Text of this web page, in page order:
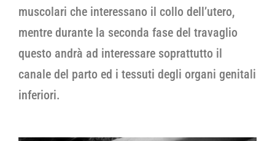
muscolari che interessano il collo dell’utero,
mentre durante la seconda fase del travaglio
questo andrà ad interessare soprattutto il
canale del parto ed i tessuti degli organi genitali
inferiori.